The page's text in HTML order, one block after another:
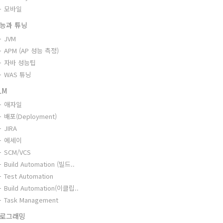
모바일
과 튜닝
JVM
APM (AP 성능 측정)
자바 성능팁
WAS 튜닝
애자일
배포(Deployment)
JIRA
에세이
SCM/VCS
Build Automation (빌드..
Test Automation
Build Automation(이클립..
Task Management
그래밍